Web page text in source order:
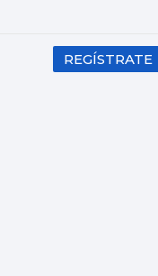
REGÍSTRATE